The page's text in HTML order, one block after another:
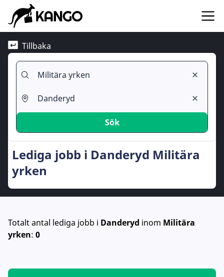
Tillbaka
Sök
Lediga jobb i Danderyd Militära
yrken
Totalt antal lediga jobb i Danderyd inom Militära
yrken: 0